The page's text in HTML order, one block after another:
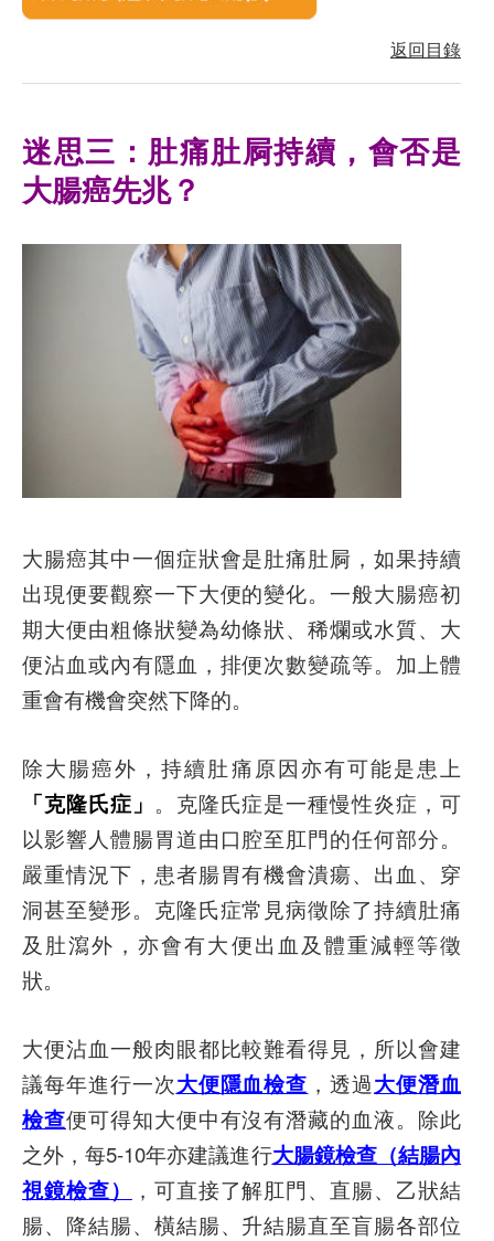
返回目錄
迷思三：肚痛肚屙持續，會否是
大腸癌先兆？
大腸癌其中一個症狀會是肚痛肚屙，如果持續
出現便要觀察一下大便的變化。一般大腸癌初
期大便由粗條狀變為幼條狀、稀爛或水質、大
便沾血或內有隱血，排便次數變疏等。加上體
重會有機會突然下降的。
除大腸癌外，持續肚痛原因亦有可能是患上
「克隆氏症」 。克隆氏症是一種慢性炎症，可
以影響人體腸胃道由口腔至肛門的任何部分。
嚴重情況下，患者腸胃有機會潰瘍、出血、穿
洞甚至變形。克隆氏症常見病徵除了持續肚痛
及肚瀉外，亦會有大便出血及體重減輕等徵
狀。
大便沾血一般肉眼都比較難看得見，所以會建
議每年進行一次大便隱血檢查 ，透過大便潛血
檢查便可得知大便中有沒有潛藏的血液。除此
之外，每5-10年亦建議進行大腸鏡檢查（結腸內
視鏡檢查）
，可直接了解肛門、直腸、乙狀結
腸、降結腸、橫結腸、升結腸直至盲腸各部位